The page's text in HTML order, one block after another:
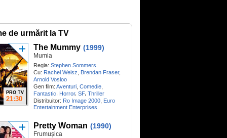
de urmărit la TV
PRO TV
21:30
The Mummy (1999)
Mumia
Regia: Stephen Sommers
Cu: Rachel Weisz Brendan Fraser,
Arnold Vosloo
Gen film: Aventuri Comedie
Fantastic, Horror, SF, Thriller
Distribuitor: Ro Image 2000 Euro
Entertainment Enterprises
Pretty Woman (1990)
Frumușica